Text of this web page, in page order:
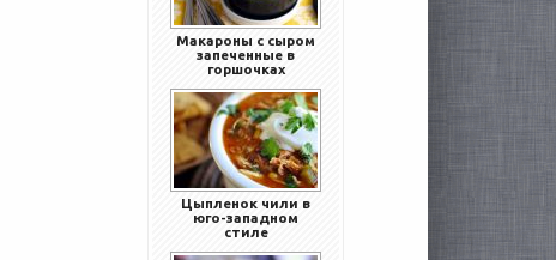
Макароны с сыром
запеченные в
горшочках
Цыпленок чили в
юго-западном
стиле